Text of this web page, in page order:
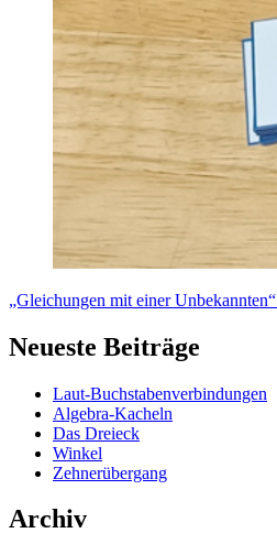
„Gleichungen mit einer Unbekannten“
Neueste Beiträge
Laut-Buchstabenverbindungen
Algebra-Kacheln
Das Dreieck
Winkel
Zehnerübergang
Archiv